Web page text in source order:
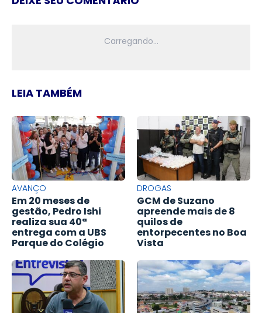
LEIA TAMBÉM
AVANÇO
Em 20 meses de
gestão, Pedro Ishi
realiza sua 40ª
entrega com a UBS
Parque do Colégio
DROGAS
GCM de Suzano
apreende mais de 8
quilos de
entorpecentes no Boa
Vista